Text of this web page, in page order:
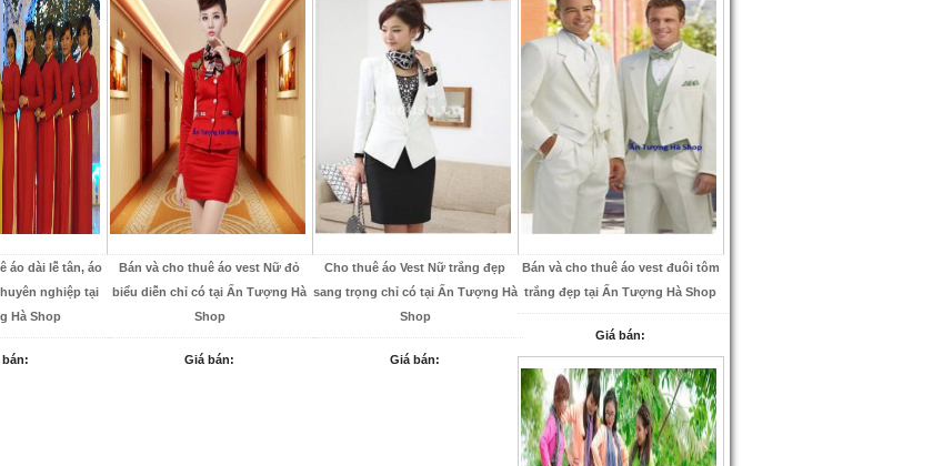
áo dài lễ tân, áo
nghiệp tại
Hà Shop
bán:
Bán và cho thuê áo vest Nữ đỏ
biểu diễn chỉ có tại Ấn Tượng Hà
Shop
Giá bán:
Cho thuê áo Vest Nữ trắng đẹp
sang trọng chỉ có tại Ấn Tượng Hà
Shop
Giá bán:
Bán và cho thuê áo vest đuôi tôm
trắng đẹp tại Ấn Tượng Hà Shop
Giá bán: